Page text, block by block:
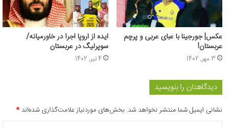
عکس‌| جورجینا با عبای عربی و پرچم
عربستان!
3 مهر, 1402
ایده از اروپا اجرا در خاورمیانه/
سوپرلیگ در عربستان
4 تیر, 1402
دیدگاهتان را بنویسید
نشانی ایمیل شما منتشر نخواهد شد. بخش‌های موردنیاز علامت‌گذاری شده‌اند*